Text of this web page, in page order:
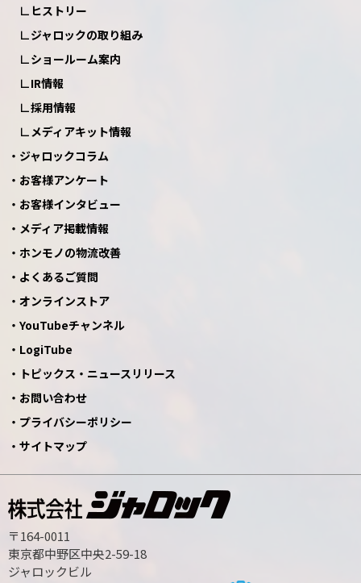
ヒストリー
ジャロックの取り組み
ショールーム案内
IR情報
採用情報
メディアキット情報
ジャロックコラム
お客様アンケート
お客様インタビュー
メディア掲載情報
ホンモノの物流改善
よくあるご質問
オンラインストア
YouTubeチャンネル
LogiTube
トピックス・ニュースリリース
お問い合わせ
プライバシーポリシー
サイトマップ
〒164-0011
東京都中野区中央2-59-18
ジャロックビル